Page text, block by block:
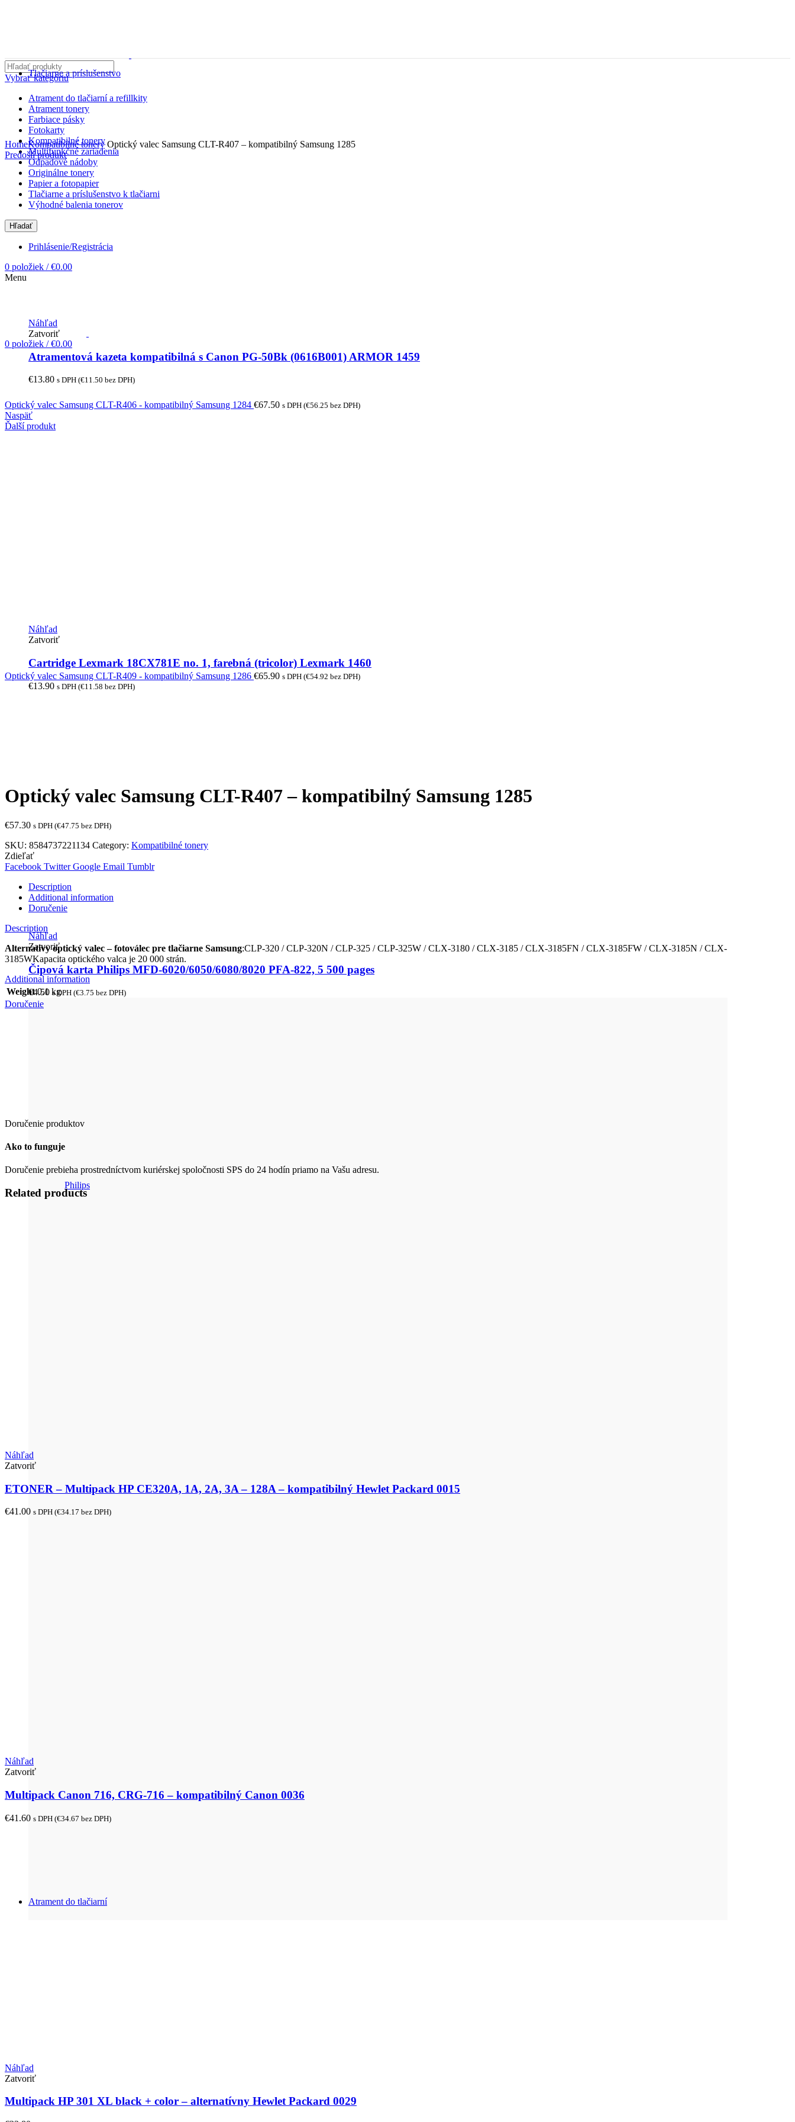
Vybrať kategóriu
Atrament do tlačiarní a refillkity
Atrament tonery
Farbiace pásky
Fotokarty
Kompatibilné tonery
Multifunkčné zariadenia
Odpadové nádoby
Originálne tonery
Papier a fotopapier
Tlačiarne a príslušenstvo k tlačiarni
Výhodné balenia tonerov
Hľadať
Prihlásenie/Registrácia
0 položiek / €0.00
Menu
0 položiek / €0.00
Tlačiarne a príslušenstvo
Náhľad
Zatvoriť
Atramentová kazeta kompatibilná s Canon PG-50Bk (0616B001) ARMOR 1459
€13.80 s DPH (€11.50 bez DPH)
Náhľad
Zatvoriť
Cartridge Lexmark 18CX781E no. 1, farebná (tricolor) Lexmark 1460
€13.90 s DPH (€11.58 bez DPH)
Náhľad
Zatvoriť
Čipová karta Philips MFD-6020/6050/6080/8020 PFA-822, 5 500 pages
€4.50 s DPH (€3.75 bez DPH)
Philips
Atrament do tlačiarní
Zväčšiť
HomeKompatibilné toneryOptický valec Samsung CLT-R407 – kompatibilný Samsung 1285
Predošlí produkt
Optický valec Samsung CLT-R406 - kompatibilný Samsung 1284 €67.50 s DPH (€56.25 bez DPH)
Naspäť
Ďalší produkt
Optický valec Samsung CLT-R409 - kompatibilný Samsung 1286 €65.90 s DPH (€54.92 bez DPH)
Optický valec Samsung CLT-R407 – kompatibilný Samsung 1285
€57.30 s DPH (€47.75 bez DPH)
SKU: 8584737221134 Category: Kompatibilné tonery
Zdieľať
Facebook Twitter Google Email Tumblr
Description
Additional information
Doručenie
Description
Alternatívy optický valec – fotoválec pre tlačiarne Samsung:CLP-320 / CLP-320N / CLP-325 / CLP-325W / CLX-3180 / CLX-3185 / CLX-3185FN / CLX-3185FW / CLX-3185N / CLX-
3185WKapacita optického valca je 20 000 strán.
Additional information
Weight 0.1 kg
Doručenie
Doručenie produktov
Ako to funguje
Doručenie prebieha prostredníctvom kuriérskej spoločnosti SPS do 24 hodín priamo na Vašu adresu.
Related products
Náhľad
Zatvoriť
ETONER – Multipack HP CE320A, 1A, 2A, 3A – 128A – kompatibilný Hewlet Packard 0015
€41.00 s DPH (€34.17 bez DPH)
Náhľad
Zatvoriť
Multipack Canon 716, CRG-716 – kompatibilný Canon 0036
€41.60 s DPH (€34.67 bez DPH)
Náhľad
Zatvoriť
Multipack HP 301 XL black + color – alternatívny Hewlet Packard 0029